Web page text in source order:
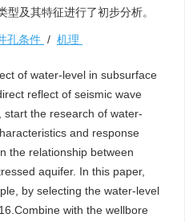
及其特征进行了初步分析。
孔条件 / 机理
of water-level in subsurface
reflect of seismic wave
the research of water-
and response
the relationship between
aquifer. In this paper,
by selecting the water-level
with the wellbore